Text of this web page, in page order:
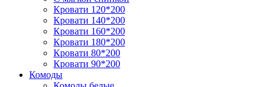
Кровати 120*200
Кровати 140*200
Кровати 160*200
Кровати 180*200
Кровати 80*200
Кровати 90*200
Комоды